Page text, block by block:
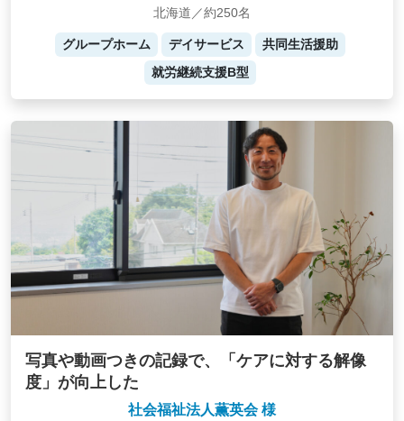
北海道／約250名
グループホーム デイサービス
共同生活援助
就労継続支援B型
写真や動画つきの記録で、「ケアに対する解像
度」が向上した
社会福祉法人薫英会 様